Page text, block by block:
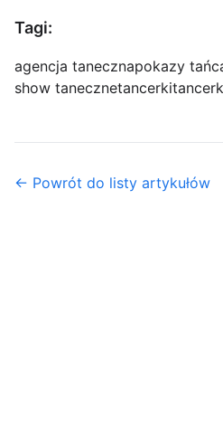
Tagi:
agencja tanecznapokazy
show tanecznetancerki
← Powrót do listy artykułów